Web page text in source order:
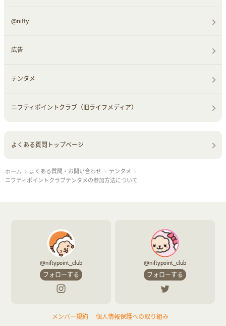
@nifty
広告
テンタメ
ニフティポイントクラブ（旧ライフメディア）
よくある質問トップページ
ホーム よくある質問・お問い合わせ
テンタメ
ニフティポイントクラブテンタメの参加方法について
@niftypoint_club
フォローする
@niftypoint_club
フォローする
メンバー規約
個人情報保護への取り組み